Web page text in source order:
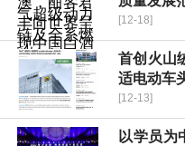
[12-18]
首创火山
适电动车
[12-13]
以学员为